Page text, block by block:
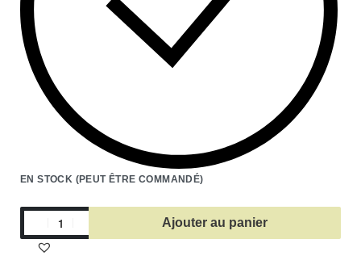
EN STOCK (PEUT ÊTRE COMMANDÉ)
Ajouter au panier